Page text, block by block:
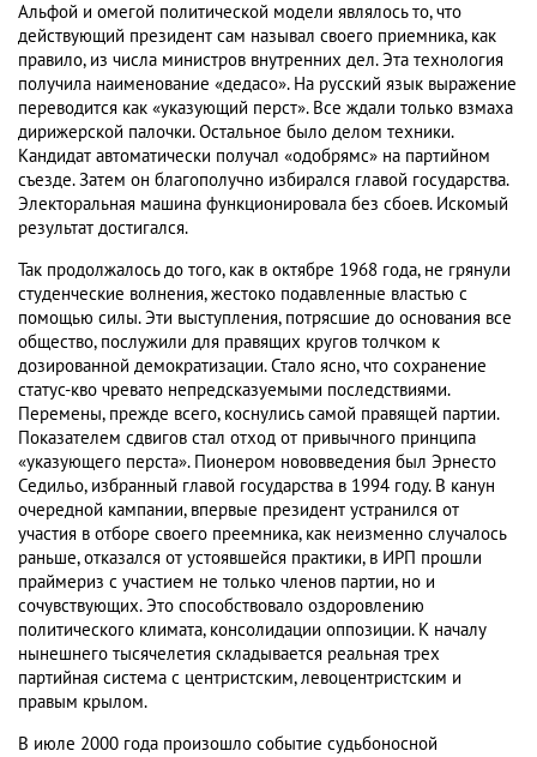
Альфой и омегой политической модели являлось то, что
действующий президент сам называл своего приемника, как
правило, из числа министров внутренних дел. Эта технология
получила наименование «дедасо». На русский язык выражение
переводится как «указующий перст». Все ждали только взмаха
дирижерской палочки. Остальное было делом техники.
Кандидат автоматически получал «одобрямс» на партийном
съезде. Затем он благополучно избирался главой государства.
Электоральная машина функционировала без сбоев. Искомый
результат достигался.
Так продолжалось до того, как в октябре 1968 года, не грянули
студенческие волнения, жестоко подавленные властью с
помощью силы. Эти выступления, потрясшие до основания все
общество, послужили для правящих кругов толчком к
дозированной демократизации. Стало ясно, что сохранение
статус-кво чревато непредсказуемыми последствиями.
Перемены, прежде всего, коснулись самой правящей партии.
Показателем сдвигов стал отход от привычного принципа
«указующего перста». Пионером нововведения был Эрнесто
Седильо, избранный главой государства в 1994 году. В канун
очередной кампании, впервые президент устранился от
участия в отборе своего преемника, как неизменно случалось
раньше, отказался от устоявшейся практики, в ИРП прошли
праймериз с участием не только членов партии, но и
сочувствующих. Это способствовало оздоровлению
политического климата, консолидации оппозиции. К началу
нынешнего тысячелетия складывается реальная трех
партийная система с центристским, левоцентристским и
правым крылом.
В июле 2000 года произошло событие судьбоносной